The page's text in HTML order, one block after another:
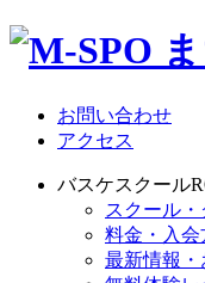
お問い合わせ
アクセス
バスケスクール
スクール
料金・入会
最新情報・